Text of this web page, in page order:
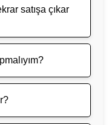
satışa çıkar